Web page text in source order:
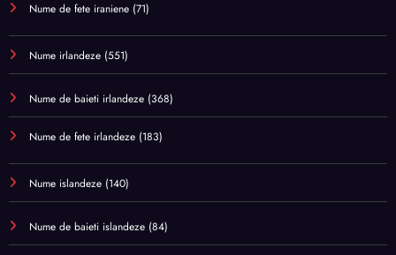
Nume de fete iraniene (71)
Nume irlandeze (551)
Nume de baieti irlandeze (368)
Nume de fete irlandeze (183)
Nume islandeze (140)
Nume de baieti islandeze (84)